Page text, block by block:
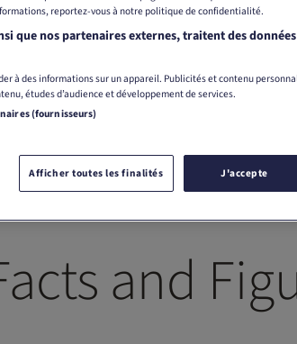
and
reportez-vous à notre politique de confidentialité.
que nos partenaires externes, traitent des
à des informations sur un appareil. Publicités et contenu
études d’audience et développement de services.
(fournisseurs)
Afficher toutes les finalités J'accepte